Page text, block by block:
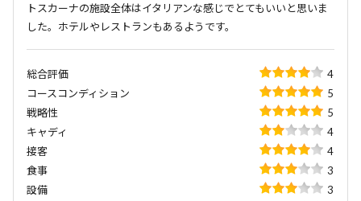
トスカーナの施設全体はイタリアンな感じでとてもいいと思いま
した。ホテルやレストランもあるようです。
総合評価
4
コースコンディション
5
戦略性
5
キャディ
4
接客
4
食事
3
設備
3